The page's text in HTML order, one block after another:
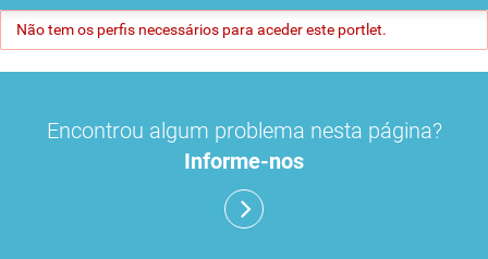
Não tem os perfis necessários para aceder este portlet.
Encontrou algum problema nesta página?
Informe-nos